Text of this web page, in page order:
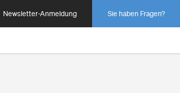
Newsletter-Anmeldung Sie haben Fragen?